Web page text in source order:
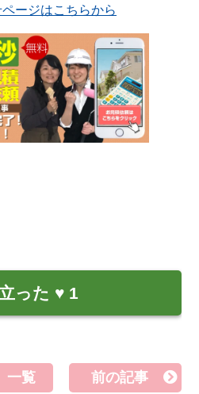
ージはこちらから
った ♥ 1
一覧 前の記事